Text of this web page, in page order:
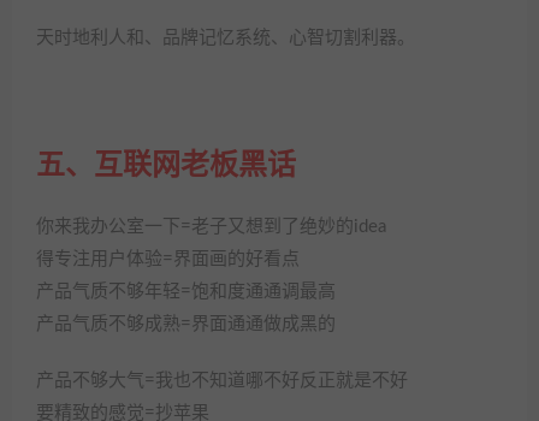
天时地利人和、品牌记忆系统、心智切割利器。
五、互联网老板黑话
你来我办公室一下=老子又想到了绝妙的idea
得专注用户体验=界面画的好看点
产品气质不够年轻=饱和度通通调最高
产品气质不够成熟=界面通通做成黑的
产品不够大气=我也不知道哪不好反正就是不好
要精致的感觉=抄苹果